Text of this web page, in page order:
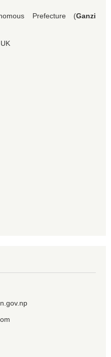
Prefecture (Ganzi